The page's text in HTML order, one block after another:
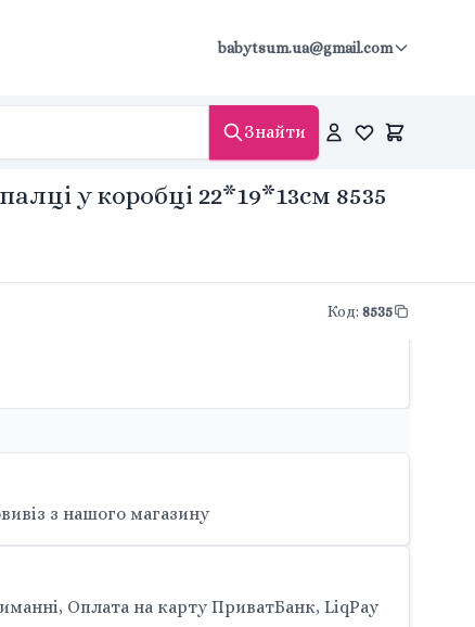
babytsum.ua@gmail.com
Знайти
у коробці 22*19*13см 8535
Код: 8535
з нашого магазину
Оплата на карту ПриватБанк, LiqPay